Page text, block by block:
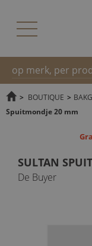
Snel
> BOUTIQUE >
Spuitmondje 20 mm
SULTAN
De Buyer